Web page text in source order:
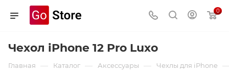
0
Чехол iPhone 12 Pro Luxo
Главная — Каталог — Аксессуары — Чехлы для iPhone